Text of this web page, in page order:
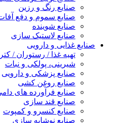
صنایع رنگ و رزین
صنایع سموم و دفع
صنایع شوینده
صنایع لاستیک سازی
صنایع غذایی و دارویی
تهیه غذا / رستوران /
شیرینی، پولکی و نبات
صنایع پزشکی و دارویی
صنایع روغن کشی
صنایع فرآورده های
صنایع قند سازی
صنایع کنسرو و کمپوت
صنایع نوشابه سازی